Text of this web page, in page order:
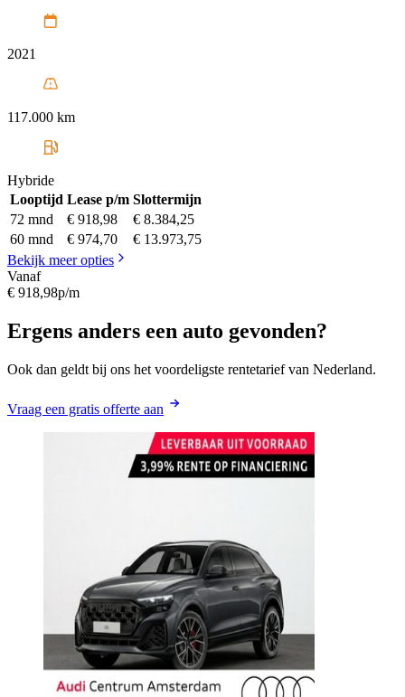
2021
117.000 km
Hybride
Looptijd Lease p/m Slottermijn
72 mnd
€ 918,98
€ 8.384,25
60 mnd
€ 974,70
€ 13.973,75
Bekijk meer opties
Vanaf
€ 918,98p/m
Ergens anders een auto gevonden?
Ook dan geldt bij ons het voordeligste rentetarief van Nederland.
Vraag een gratis offerte aan